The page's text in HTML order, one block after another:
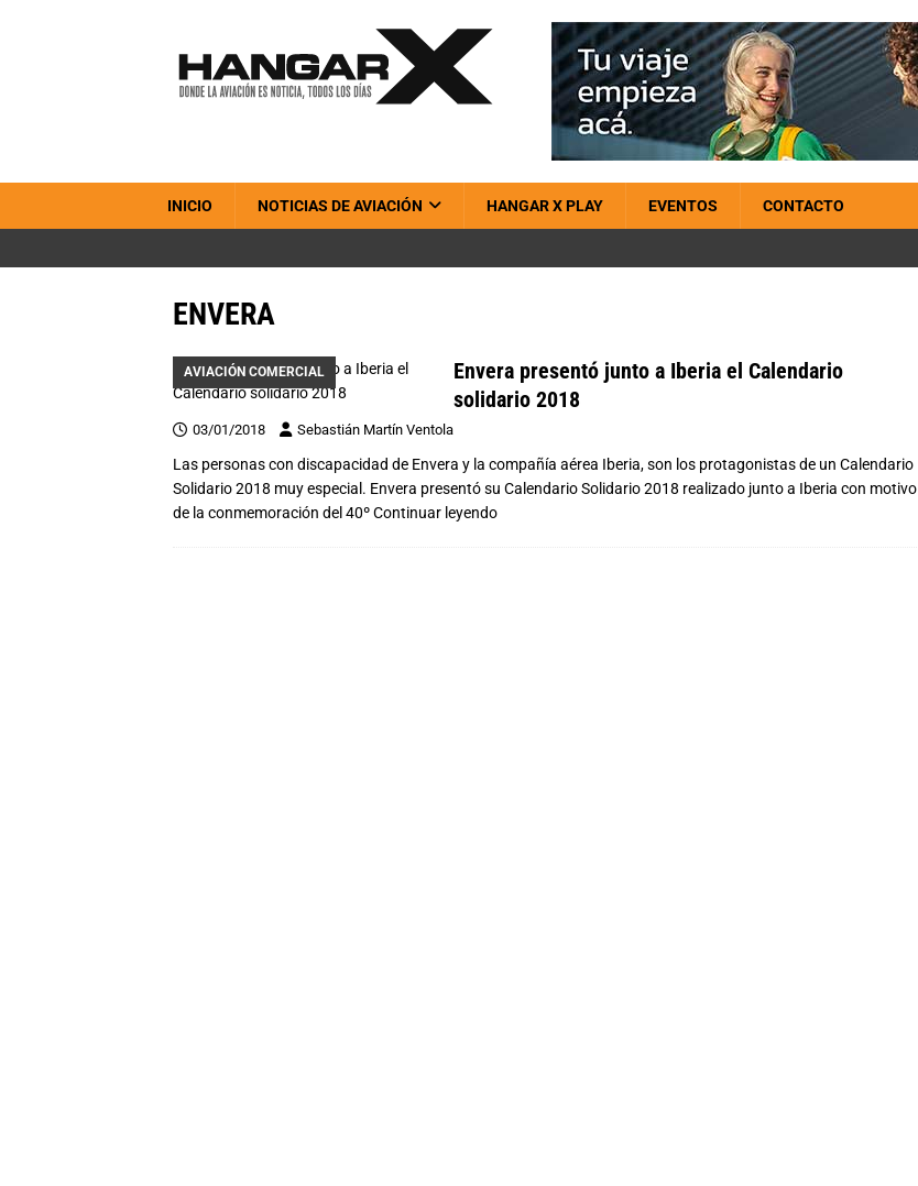
INICIO NOTICIAS DE AVIACIÓN HANGAR X PLAY EVENTOS CONTACTO
ENVERA
AVIACIÓN COMERCIAL
Envera presentó junto a Iberia el Calendario
solidario 2018
03/01/2018 Sebastián Martín Ventola
Las personas con discapacidad de Envera y la compañía aérea Iberia, son los protagonistas de un Calendario
Solidario 2018 muy especial. Envera presentó su Calendario Solidario 2018 realizado junto a Iberia con motivo
de la conmemoración del 40ºContinuar leyendo